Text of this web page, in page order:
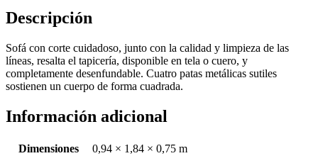
Descripción
Sofá con corte cuidadoso, junto con la calidad y limpieza de las
líneas, resalta el tapicería, disponible en tela o cuero, y
completamente desenfundable. Cuatro patas metálicas sutiles
sostienen un cuerpo de forma cuadrada.
Información adicional
Dimensiones 0,94 × 1,84 × 0,75 m